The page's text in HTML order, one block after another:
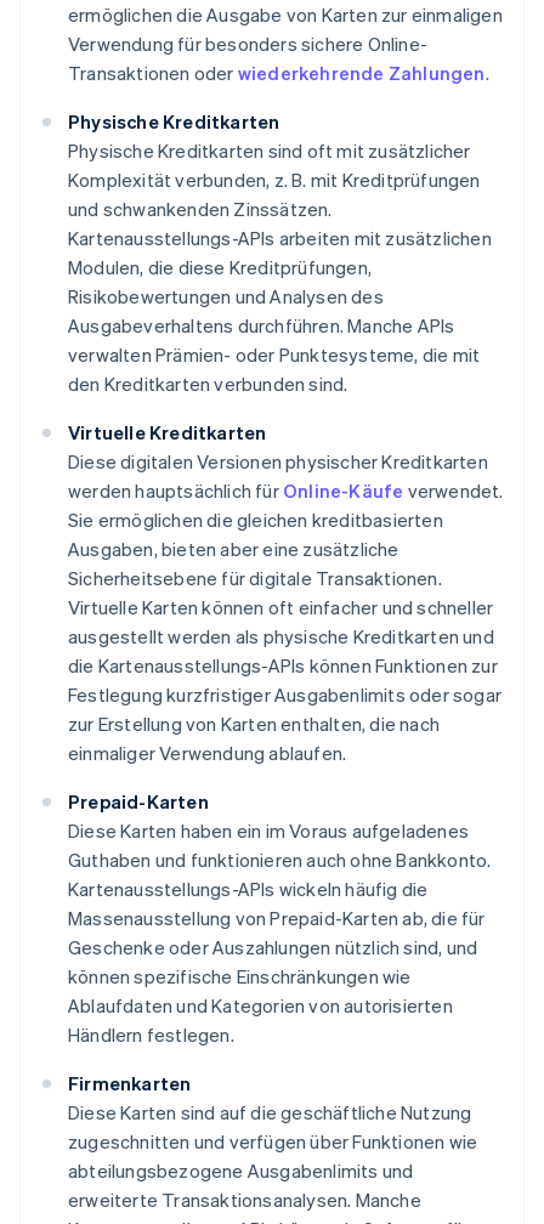
ermöglichen die Ausgabe von Karten zur einmaligen
Verwendung für besonders sichere Online-
Transaktionen oder wiederkehrende Zahlungen.
Physische Kreditkarten
Physische Kreditkarten sind oft mit zusätzlicher
Komplexität verbunden, z. B. mit Kreditprüfungen
und schwankenden Zinssätzen.
Kartenausstellungs-APIs arbeiten mit zusätzlichen
Modulen, die diese Kreditprüfungen,
Risikobewertungen und Analysen des
Ausgabeverhaltens durchführen. Manche APIs
verwalten Prämien- oder Punktesysteme, die mit
den Kreditkarten verbunden sind.
Virtuelle Kreditkarten
Diese digitalen Versionen physischer Kreditkarten
werden hauptsächlich für Online-Käufe verwendet.
Sie ermöglichen die gleichen kreditbasierten
Ausgaben, bieten aber eine zusätzliche
Sicherheitsebene für digitale Transaktionen.
Virtuelle Karten können oft einfacher und schneller
ausgestellt werden als physische Kreditkarten und
die Kartenausstellungs-APIs können Funktionen zur
Festlegung kurzfristiger Ausgabenlimits oder sogar
zur Erstellung von Karten enthalten, die nach
einmaliger Verwendung ablaufen.
Prepaid-Karten
Diese Karten haben ein im Voraus aufgeladenes
Guthaben und funktionieren auch ohne Bankkonto.
Kartenausstellungs-APIs wickeln häufig die
Massenausstellung von Prepaid-Karten ab, die für
Geschenke oder Auszahlungen nützlich sind, und
können spezifische Einschränkungen wie
Ablaufdaten und Kategorien von autorisierten
Händlern festlegen.
Firmenkarten
Diese Karten sind auf die geschäftliche Nutzung
zugeschnitten und verfügen über Funktionen wie
abteilungsbezogene Ausgabenlimits und
erweiterte Transaktionsanalysen. Manche